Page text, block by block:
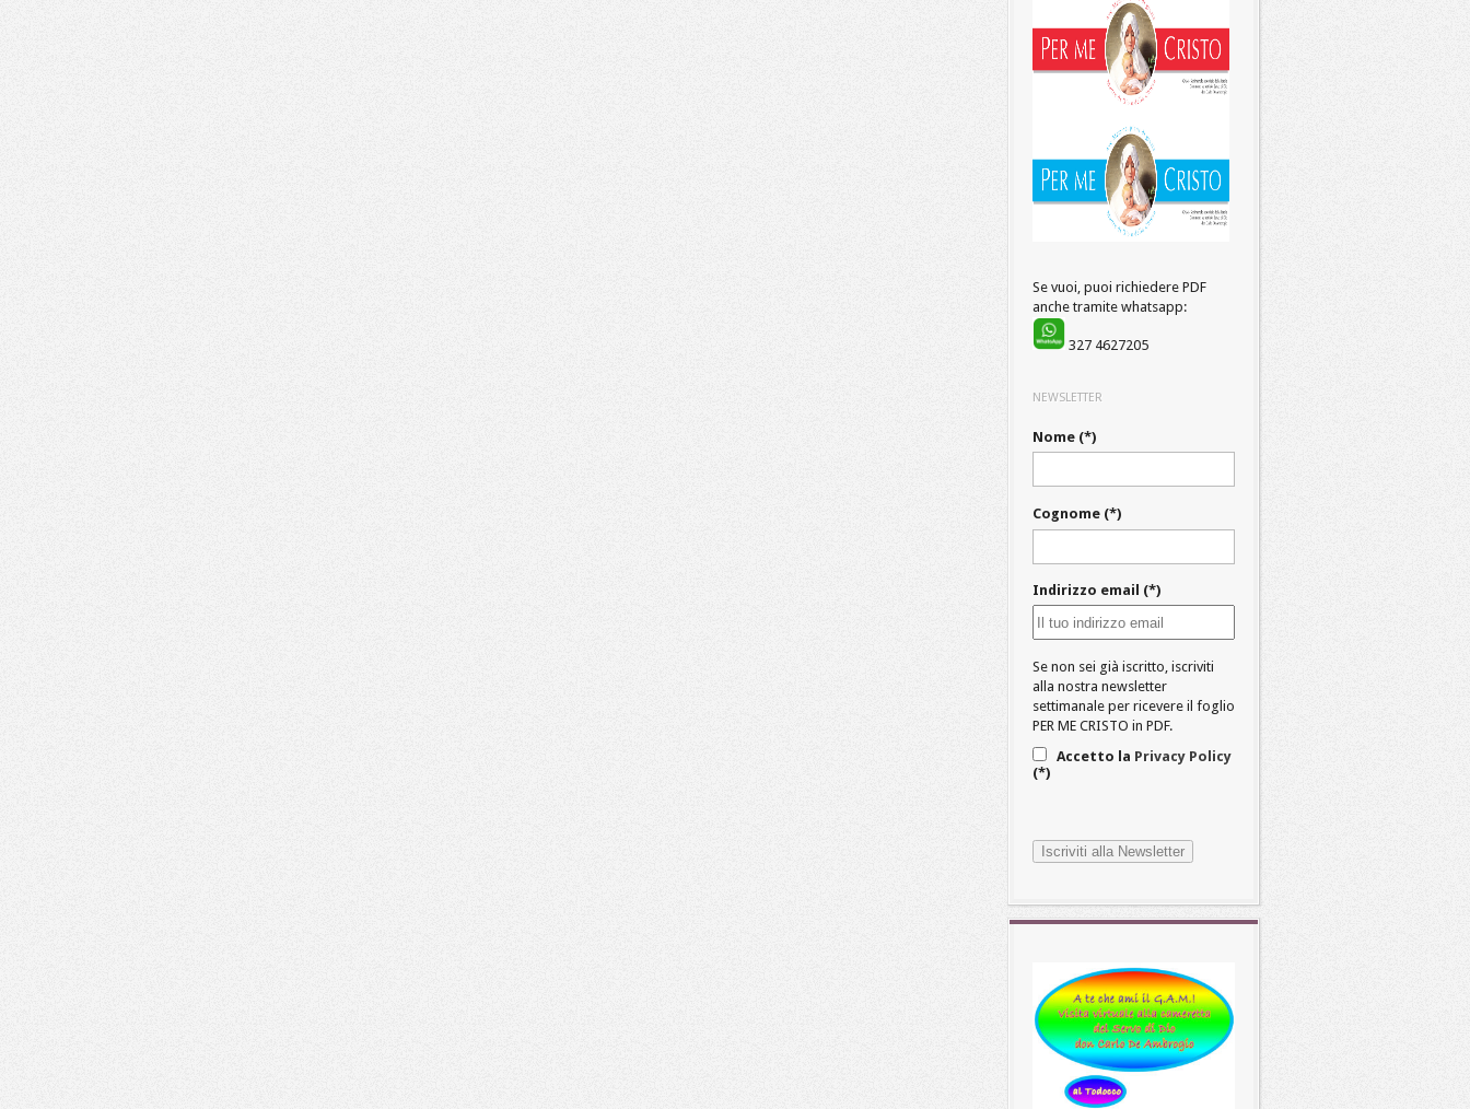
Se vuoi, puoi richiedere PDF
anche tramite whatsapp:
327 4627205
NEWSLETTER
Nome (*)
Cognome (*)
Indirizzo email (*)
Se non sei già iscritto, iscriviti
alla nostra newsletter
settimanale per ricevere il foglio
PER ME CRISTO in PDF.
Accetto la Privacy Policy
(*)